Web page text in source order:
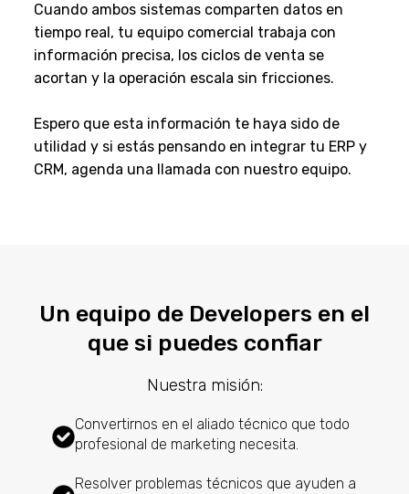
Cuando ambos sistemas comparten datos en
tiempo real, tu equipo comercial trabaja con
información precisa, los ciclos de venta se
acortan y la operación escala sin fricciones.
Espero que esta información te haya sido de
utilidad y si estás pensando en integrar tu ERP y
CRM, agenda una llamada con nuestro equipo.
Un equipo de Developers en el
que si puedes confiar
Nuestra misión:
Convertirnos en el aliado técnico que todo
profesional de marketing necesita.
Resolver problemas técnicos que ayuden a